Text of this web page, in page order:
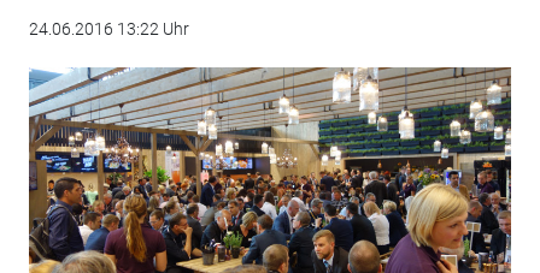
24.06.2016 13:22 Uhr